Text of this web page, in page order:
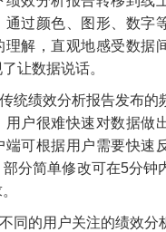
过颜色、图形、数字
理解，直观地感受数据
让数据说话。
统绩效分析报告发布的
用户很难快速对数据做
端可根据用户需要快速
分简单修改可在5分钟
同的用户关注的绩效分